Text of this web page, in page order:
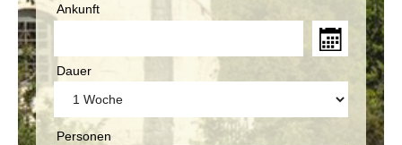
Ankunft
Dauer
Personen